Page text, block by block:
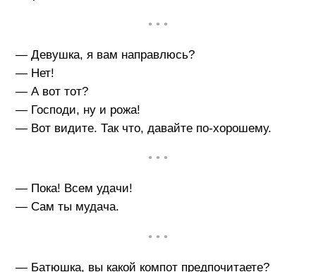
• • •
— Девушка, я вам направлюсь?
— Нет!
— А вот тот?
— Господи, ну и рожа!
— Вот видите. Так что, давайте по-хорошему.
• • •
— Пока! Всем удачи!
— Сам ты мудача.
• • •
— Батюшка, вы какой компот предпочитаете?